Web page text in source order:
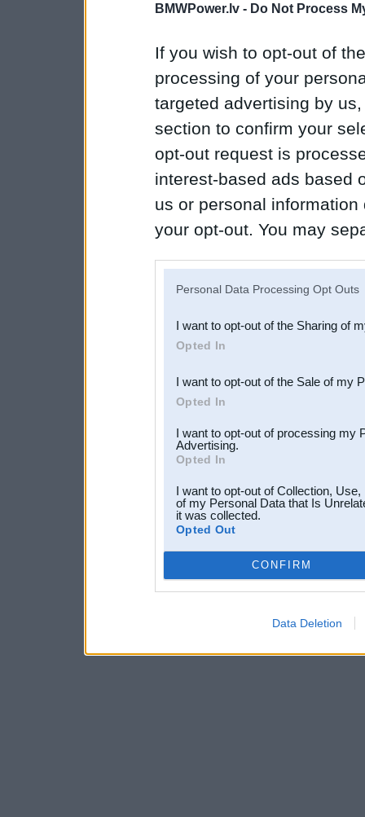
BMWPower.lv - Do Not Process
If you wish to opt-out of
processing of your
targeted advertising by
section to confirm your
opt-out request is
interest-based ads based
us or personal
your opt-out. You may
Downstream Participants
third parties.
Personal Data Processing Opt Outs
I want to opt-out of the Sharing of
Opted In
I want to opt-out of the Sale of my
Opted In
I want to opt-out of processing my
Advertising.
Opted In
I want to opt-out of Collection,
of my Personal Data that Is
it was collected.
Opted Out
CONFIRM
Data Deletion